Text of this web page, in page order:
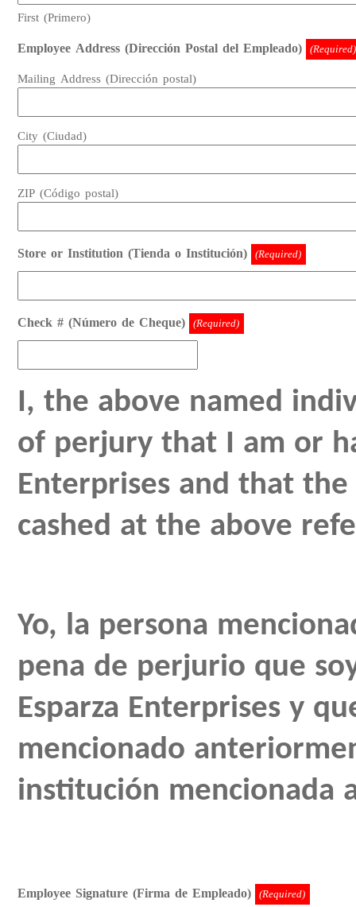
First (Primero)
Employee Address (Dirección Postal del Empleado) (Required)
Mailing Address (Dirección postal)
City (Ciudad)
ZIP (Código postal)
Store or Institution (Tienda o Institución) (Required)
Check # (Número de Cheque) (Required)
I, the above named
of perjury that I am or
Enterprises and that
cashed at the above
Yo, la persona
pena de perjurio que
Esparza Enterprises y
mencionado
institución mencionada
Employee Signature (Firma de Empleado) (Required)